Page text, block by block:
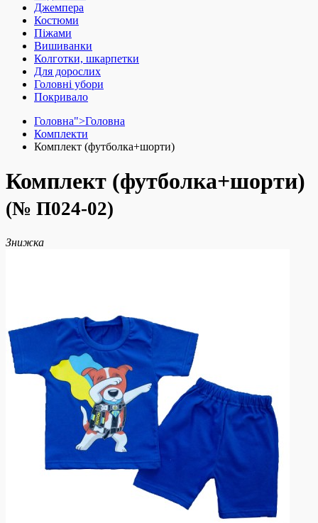
Джемпера
Костюми
Піжами
Вишиванки
Колготки, шкарпетки
Для дорослих
Головні убори
Покривало
Головна">Головна
Комплекти
Комплект (футболка+шорти)
Комплект (футболка+шорти)
(№ П024-02)
Знижка